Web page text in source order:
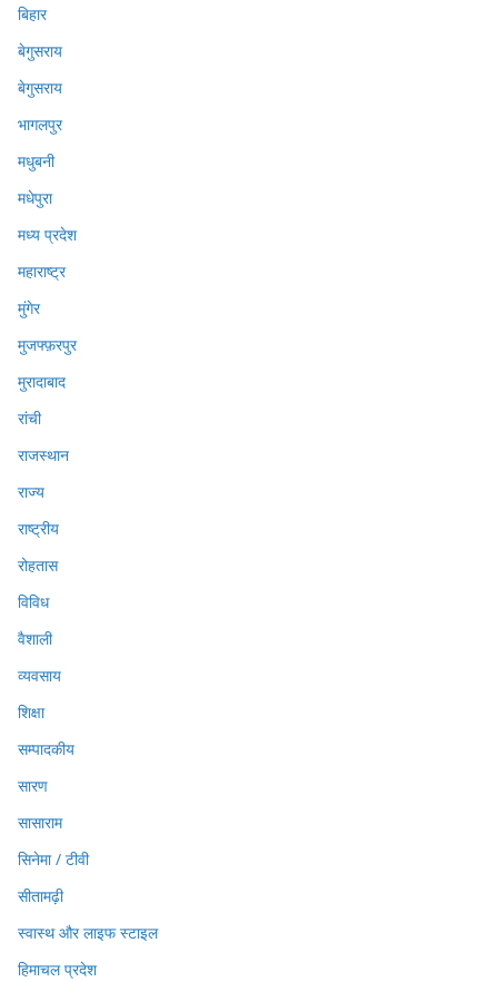
बिहार
बेगुसराय
बेगुसराय
भागलपुर
मधुबनी
मधेपुरा
मध्य प्रदेश
महाराष्ट्र
मुंगेर
मुजफ्फ़रपुर
मुरादाबाद
रांची
राजस्थान
राज्य
राष्ट्रीय
रोहतास
विविध
वैशाली
व्यवसाय
शिक्षा
सम्पादकीय
सारण
सासाराम
सिनेमा / टीवी
सीतामढ़ी
स्वास्थ और लाइफ स्टाइल
हिमाचल प्रदेश